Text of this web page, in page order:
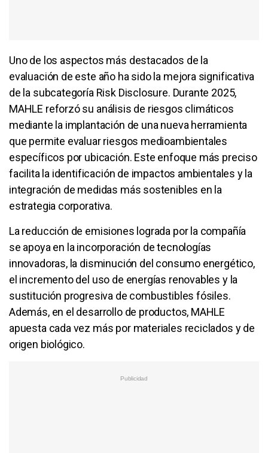
Uno de los aspectos más destacados de la
evaluación de este año ha sido la mejora significativa
de la subcategoría Risk Disclosure. Durante 2025,
MAHLE reforzó su análisis de riesgos climáticos
mediante la implantación de una nueva herramienta
que permite evaluar riesgos medioambientales
específicos por ubicación. Este enfoque más preciso
facilita la identificación de impactos ambientales y la
integración de medidas más sostenibles en la
estrategia corporativa.
La reducción de emisiones lograda por la compañía
se apoya en la incorporación de tecnologías
innovadoras, la disminución del consumo energético,
el incremento del uso de energías renovables y la
sustitución progresiva de combustibles fósiles.
Además, en el desarrollo de productos, MAHLE
apuesta cada vez más por materiales reciclados y de
origen biológico.